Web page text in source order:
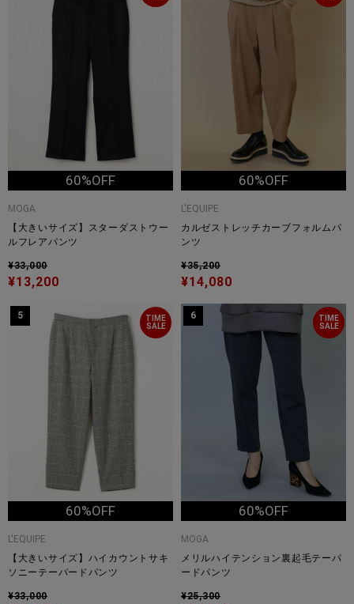
60%OFF
MOGA
【大きいサイズ】スターダストウー
ルフレアパンツ
¥33,000
¥13,200
60%OFF
L'EQUIPE
カルゼストレッチカーブフォルムパ
ンツ
¥35,200
¥14,080
TIME
SALE
5
60%OFF
L'EQUIPE
【大きいサイズ】ハイカウントサキ
ソニーテーパードパンツ
¥33,000
TIME
SALE
6
60%OFF
MOGA
メリルハイテンション裏起毛テーパ
ードパンツ
¥25,300